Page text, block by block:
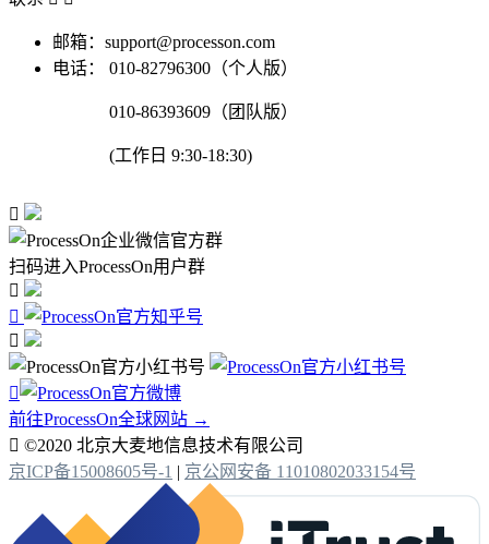
邮箱：support@processon.com
电话：
010-82796300（个人版）
010-86393609（团队版）
(工作日 9:30-18:30)

扫码进入ProcessOn用户群




前往ProcessOn全球网站 →
 ©2020 北京大麦地信息技术有限公司
京ICP备15008605号-1 | 京公网安备 11010802033154号